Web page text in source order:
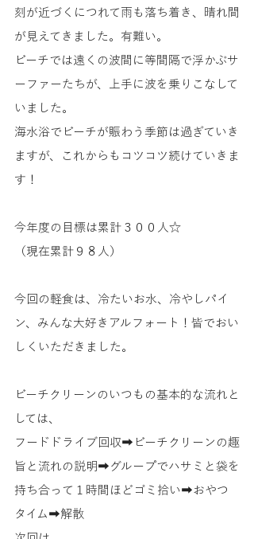
刻が近づくにつれて雨も落ち着き、晴れ間
が見えてきました。有難い。
ビーチでは遠くの波間に等間隔で浮かぶサ
ーファーたちが、上手に波を乗りこなして
いました。
海水浴でビーチが賑わう季節は過ぎていき
ますが、これからもコツコツ続けていきま
す！
今年度の目標は累計３００人☆
（現在累計９８人）
今回の軽食は、冷たいお水、冷やしパイ
ン、みんな大好きアルフォート！皆でおい
しくいただきました。
ビーチクリーンのいつもの基本的な流れと
しては、
フードドライブ回収➡ビーチクリーンの趣
旨と流れの説明➡グループでハサミと袋を
持ち合って１時間ほどゴミ拾い➡おやつ
タイム➡解散